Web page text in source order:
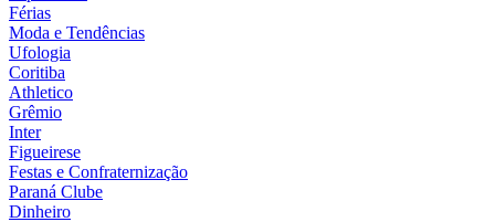
Férias
Moda e Tendências
Ufologia
Coritiba
Athletico
Grêmio
Inter
Figueirese
Festas e Confraternização
Paraná Clube
Dinheiro